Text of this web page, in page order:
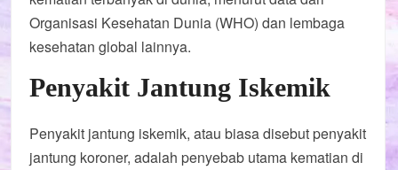
Organisasi Kesehatan Dunia (WHO) dan lembaga
kesehatan global lainnya.
Penyakit Jantung Iskemik
Penyakit jantung iskemik, atau biasa disebut penyakit
jantung koroner, adalah penyebab utama kematian di